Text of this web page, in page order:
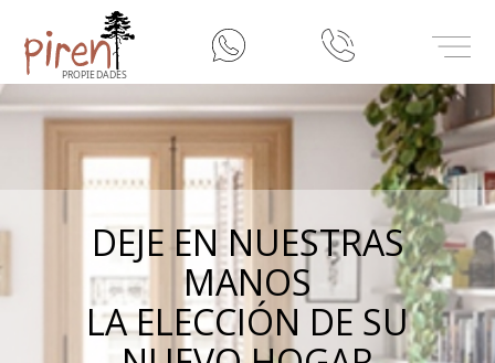
inicio
Misión
Nuestros Servicios
Contacto
DEJE EN NUESTRAS
MANOS
LA ELECCIÓN DE SU